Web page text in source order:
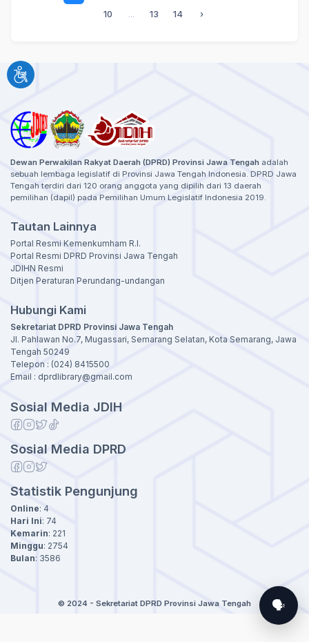
10
... 13 14 ›
Dewan Perwakilan Rakyat Daerah (DPRD) Provinsi Jawa Tengah adalah
sebuah lembaga legislatif di Provinsi Jawa Tengah Indonesia. DPRD Jawa
Tengah terdiri dari 120 orang anggota yang dipilih dari 13 daerah
pemilihan (dapil) pada Pemilihan Umum Legislatif Indonesia 2019.
Tautan Lainnya
Portal Resmi Kemenkumham R.I.
Portal Resmi DPRD Provinsi Jawa Tengah
JDIHN Resmi
Ditjen Peraturan Perundang-undangan
Hubungi Kami
Sekretariat DPRD Provinsi Jawa Tengah
Jl. Pahlawan No.7, Mugassari, Semarang Selatan, Kota Semarang, Jawa
Tengah 50249
Telepon : (024) 8415500
Email : dprdlibrary@gmail.com
Sosial Media JDIH
Sosial Media DPRD
Statistik Pengunjung
Online: 4
Hari Ini: 74
Kemarin: 221
Minggu: 2754
Bulan: 3586
© 2024 - Sekretariat DPRD Provinsi Jawa Tengah 🗣️